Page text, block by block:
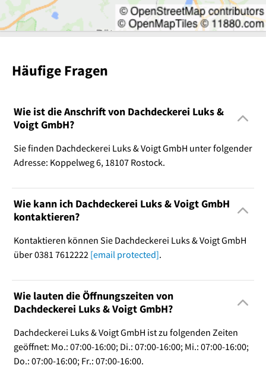
Häufige Fragen
Wie ist die Anschrift von Dachdeckerei Luks &
Voigt GmbH?
Sie finden Dachdeckerei Luks & Voigt GmbH unter folgender
Adresse: Koppelweg 6, 18107 Rostock.
Wie kann ich Dachdeckerei Luks & Voigt GmbH
kontaktieren?
Kontaktieren können Sie Dachdeckerei Luks & Voigt GmbH
über 0381 7612222 [email protected].
Wie lauten die Öffnungszeiten von
Dachdeckerei Luks & Voigt GmbH?
Dachdeckerei Luks & Voigt GmbH ist zu folgenden Zeiten
geöffnet: Mo.: 07:00-16:00; Di.: 07:00-16:00; Mi.: 07:00-16:00;
Do.: 07:00-16:00; Fr.: 07:00-16:00.